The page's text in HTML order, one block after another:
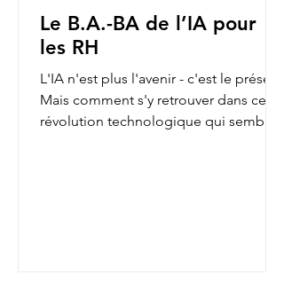
Le B.A.-BA de l’IA pour
les RH
L'IA n'est plus l'avenir - c'est le présent.
Mais comment s'y retrouver dans cette
révolution technologique qui semble